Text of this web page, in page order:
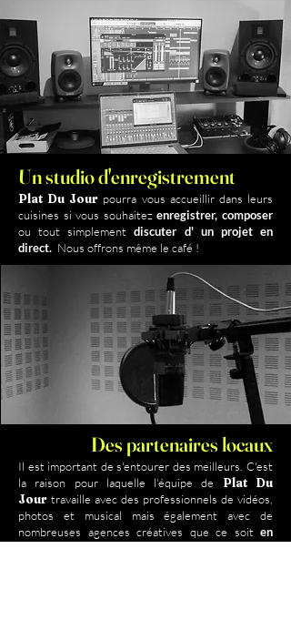
Un studio d'enregistrement
Plat Du Jour pourra vous accueillir dans leurs
cuisines si vous souhaitezenregistrer, composer
ou tout simplementdiscuter d' un projet en
direct. Nous offrons même le café !
Des partenaires locaux
Il est important de s'entourer des meilleurs. C'est
la raison pour laquelle l'équipe de Plat Du
Jour travaille avec des professionnels de vidéos,
photos et musical mais également avec de
nombreuses agences créatives que ce soit en